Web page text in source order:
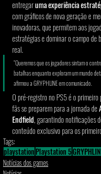
entregar uma experiência
com gráficos de nova geração e
inovadoras, que permitem aos
estratégias e dominar o campo de
real.
“Queremos que os jogadores sintam o
batalhas enquanto exploram um mundo
afirmou a GRYPHLINE em comunicado.
O pré-registro no PS5 é o primeiro
fãs se preparem para a jornada de
Endfield, garantindo notificações
conteúdo exclusivo para os
Tags:
playstationPlaystation 5
Notícias dos games